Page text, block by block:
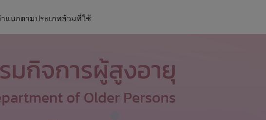
แนกตามประเภทส้วมที่ใช้